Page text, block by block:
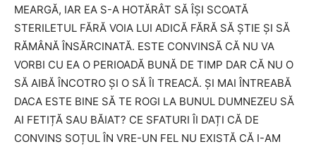
MEARGĂ, IAR EA S-A HOTĂRÂT SĂ ÎȘI SCOATĂ
STERILETUL FĂRĂ VOIA LUI ADICĂ FĂRĂ SĂ ȘTIE ȘI SĂ
RĂMÂNĂ ÎNSĂRCINATĂ. ESTE CONVINSĂ CĂ NU VA
VORBI CU EA O PERIOADĂ BUNĂ DE TIMP DAR CĂ NU O
SĂ AIBĂ ÎNCOTRO ȘI O SĂ ÎI TREACĂ. ȘI MAI ÎNTREABĂ
DACA ESTE BINE SĂ TE ROGI LA BUNUL DUMNEZEU SĂ
AI FETIȚĂ SAU BĂIAT? CE SFATURI ÎI DAȚI CĂ DE
CONVINS SOȚUL ÎN VRE-UN FEL NU EXISTĂ CĂ I-AM